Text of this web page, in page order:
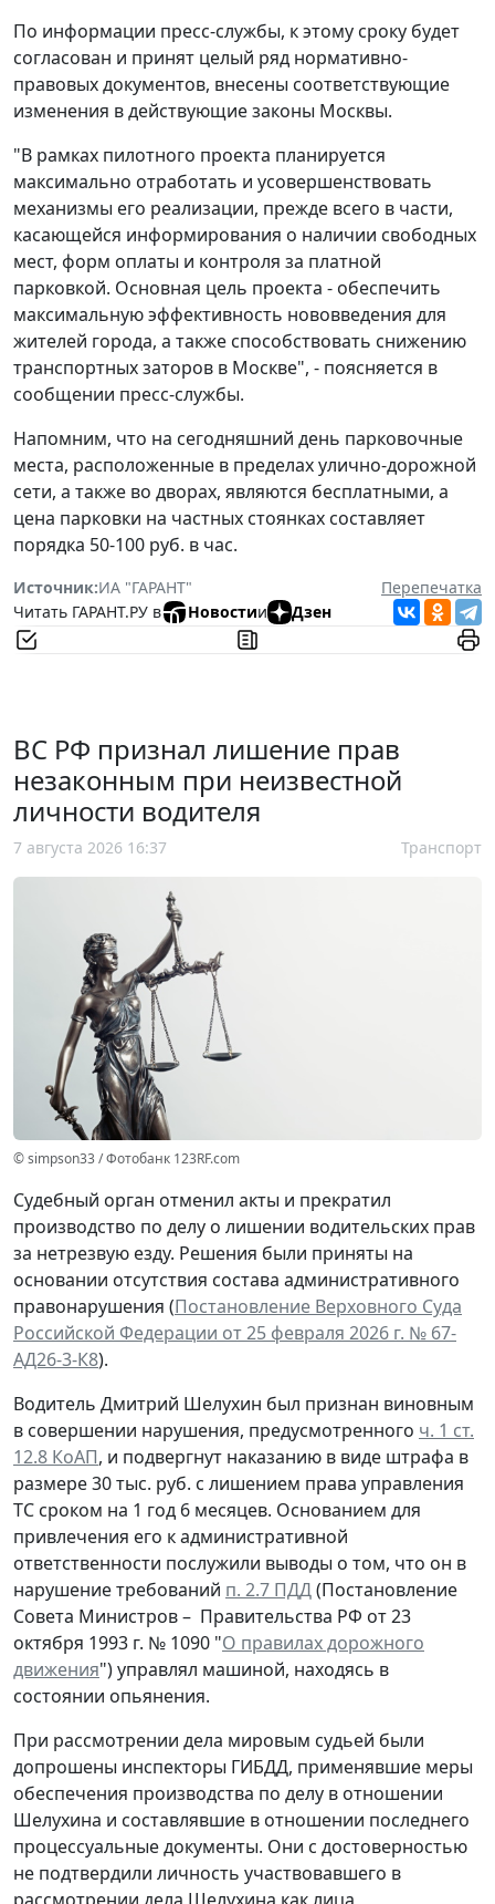
По информации пресс-службы, к этому сроку будет
согласован и принят целый ряд нормативно-
правовых документов, внесены соответствующие
изменения в действующие законы Москвы.
"В рамках пилотного проекта планируется
максимально отработать и усовершенствовать
механизмы его реализации, прежде всего в части,
касающейся информирования о наличии свободных
мест, форм оплаты и контроля за платной
парковкой. Основная цель проекта - обеспечить
максимальную эффективность нововведения для
жителей города, а также способствовать снижению
транспортных заторов в Москве", - поясняется в
сообщении пресс-службы.
Напомним, что на сегодняшний день парковочные
места, расположенные в пределах улично-дорожной
сети, а также во дворах, являются бесплатными, а
цена парковки на частных стоянках составляет
порядка 50-100 руб. в час.
Источник:ИА "ГАРАНТ"
Перепечатка
Читать ГАРАНТ.РУ в
Новостии Дзен
ВС РФ признал лишение прав
незаконным при неизвестной
личности водителя
7 августа 2026 16:37 Транспорт
© simpson33 / Фотобанк 123RF.com
Судебный орган отменил акты и прекратил
производство по делу о лишении водительских прав
за нетрезвую езду. Решения были приняты на
основании отсутствия состава административного
правонарушения (Постановление Верховного Суда
Российской Федерации от 25 февраля 2026 г. № 67-
АД26-3-К8).
Водитель Дмитрий Шелухин был признан виновным
в совершении нарушения, предусмотренного ч. 1 ст.
12.8 КоАП, и подвергнут наказанию в виде штрафа в
размере 30 тыс. руб. с лишением права управления
ТС сроком на 1 год 6 месяцев. Основанием для
привлечения его к административной
ответственности послужили выводы о том, что он в
нарушение требований п. 2.7 ПДД(Постановление
Совета Министров – Правительства РФ от 23
октября 1993 г. № 1090 "О правилах дорожного
движения") управлял машиной, находясь в
состоянии опьянения.
При рассмотрении дела мировым судьей были
допрошены инспекторы ГИБДД, применявшие меры
обеспечения производства по делу в отношении
Шелухина и составлявшие в отношении последнего
процессуальные документы. Они с достоверностью
не подтвердили личность участвовавшего в